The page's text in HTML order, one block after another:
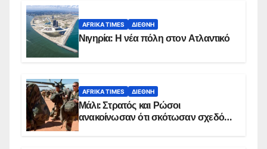
AFRIKA TIMES ΔΙΕΘΝΉ
Νιγηρία: Η νέα πόλη στον Ατλαντικό
AFRIKA TIMES ΔΙΕΘΝΉ
Μάλι: Στρατός και Ρώσοι
ανακοίνωσαν ότι σκότωσαν σχεδόν